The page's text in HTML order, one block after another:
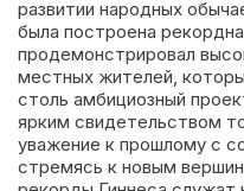
развитии народных
была построена
продемонстрировал
местных жителей,
столь амбициозный
ярким свидетельством
уважение к прошлому с
стремясь к новым